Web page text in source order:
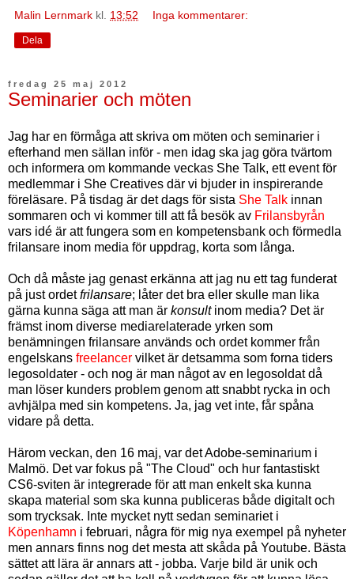
Malin Lernmark kl. 13:52 Inga kommentarer:
Dela
fredag 25 maj 2012
Seminarier och möten
Jag har en förmåga att skriva om möten och seminarier i
efterhand men sällan inför - men idag ska jag göra tvärtom
och informera om kommande veckas She Talk, ett event för
medlemmar i She Creatives där vi bjuder in inspirerande
föreläsare. På tisdag är det dags för sista She Talk innan
sommaren och vi kommer till att få besök av Frilansbyrån
vars idé är att fungera som en kompetensbank och förmedla
frilansare inom media för uppdrag, korta som långa.
Och då måste jag genast erkänna att jag nu ett tag funderat
på just ordetfrilansare; låter det bra eller skulle man lika
gärna kunna säga att man är konsult inom media? Det är
främst inom diverse mediarelaterade yrken som
benämningen frilansare används och ordet kommer från
engelskans freelancer vilket är detsamma som forna tiders
legosoldater - och nog är man något av en legosoldat då
man löser kunders problem genom att snabbt rycka in och
avhjälpa med sin kompetens. Ja, jag vet inte, får spåna
vidare på detta.
Härom veckan, den 16 maj, var det Adobe-seminarium i
Malmö. Det var fokus på "The Cloud" och hur fantastiskt
CS6-sviten är integrerade för att man enkelt ska kunna
skapa material som ska kunna publiceras både digitalt och
som trycksak. Inte mycket nytt sedan seminariet i
Köpenhamn i februari, några för mig nya exempel på nyheter
men annars finns nog det mesta att skåda på Youtube. Bästa
sättet att lära är annars att - jobba. Varje bild är unik och